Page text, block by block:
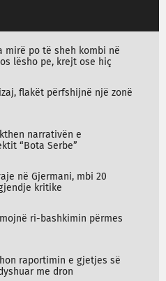
mirë po të sheh kombi në
lësho pe, krejt ose hiç
flakët përfshijnë një zonë
narrativën e
“Bota Serbe”
në Gjermani, mbi 20
kritike
ri-bashkimin përmes
raportimin e gjetjes së
me dron